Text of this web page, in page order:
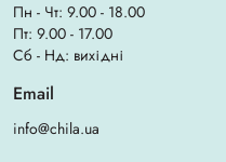
Пн - Чт: 9.00 - 18.00
Пт: 9.00 - 17.00
Сб - Нд: вихідні
Email
info@chila.ua